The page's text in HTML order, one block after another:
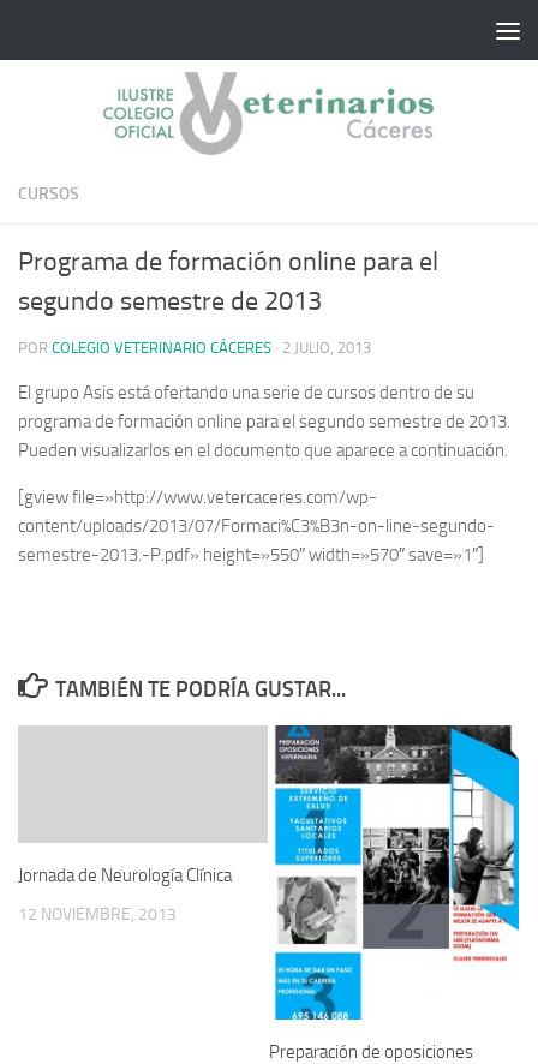
CURSOS
Programa de formación online para el
segundo semestre de 2013
POR COLEGIO VETERINARIO CÁCERES · 2 JULIO, 2013
El grupo Asis está ofertando una serie de cursos dentro de su
programa de formación online para el segundo semestre de 2013.
Pueden visualizarlos en el documento que aparece a continuación.
[gview file=»http://www.vetercaceres.com/wp-
content/uploads/2013/07/Formaci%C3%B3n-on-line-segundo-
semestre-2013.-P.pdf» height=»550″ width=»570″ save=»1″]
TAMBIÉN TE PODRÍA GUSTAR...
Jornada de Neurología Clínica
12 NOVIEMBRE, 2013
Preparación de oposiciones